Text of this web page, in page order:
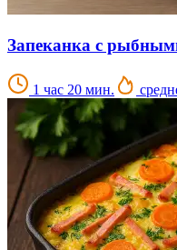
Запеканка с
1 час 20 мин.